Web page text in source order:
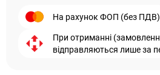
На рахунок ФОП (без ПДВ)
При отриманні
відправляються лише за